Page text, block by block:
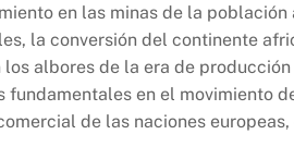
en las minas de la
la conversión del continente
los albores de la era de
fundamentales en el movimiento
de las naciones